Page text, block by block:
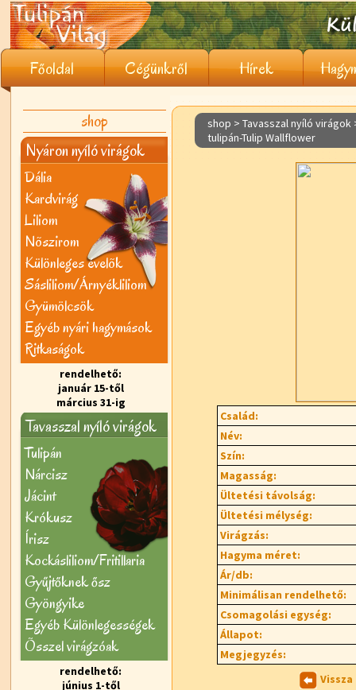
Főoldal Cégünkről Hírek
shop
Nyáron nyíló virágok
Dália
Kardvirág
Liliom
Nõszirom
Különleges évelõk
Sásliliom/Árnyékliliom
Gyümölcsök
Egyéb nyári hagymások
Ritkaságok
rendelhető:
január 15-től
március 31-ig
Tavasszal nyíló virágok
Tulipán
Nárcisz
Jácint
Krókusz
Írisz
Kockásliliom/Fritillaria
Gyűjtőknek ősz
Gyöngyike
Egyéb Különlegességek
Õsszel virágzóak
rendelhető:
június 1-től
shop > Tavasszal nyíló virágok
tulipán-Tulip Wallflower
Család:
Név:
Szín:
Magasság:
Ültetési távolság:
Ültetési mélység:
Virágzás:
Hagyma méret:
Ár/db:
Minimálisan rendelhető:
Csomagolási egység:
Állapot:
Megjegyzés: